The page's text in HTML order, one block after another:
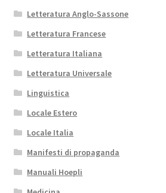
Letteratura Anglo-Sassone
Letteratura Francese
Letteratura Italiana
Letteratura Universale
Linguistica
Locale Estero
Locale Italia
Manifesti di propaganda
Manuali Hoepli